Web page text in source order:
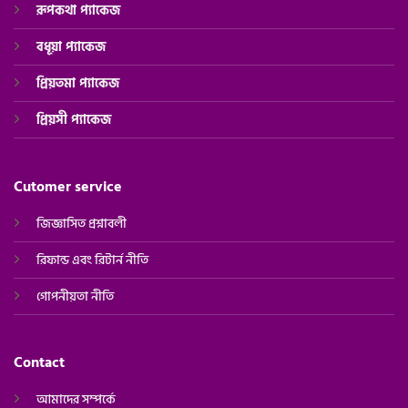
রূপকথা প্যাকেজ
বধূয়া প্যাকেজ
প্রিয়তমা প্যাকেজ
প্রিয়সীপ্যাকেজ
Cutomer service
জিজ্ঞাসিত প্রশ্নাবলী
রিফান্ড এবং রিটার্ন নীতি
গোপনীয়তা নীতি
Contact
আমাদের সম্পর্কে